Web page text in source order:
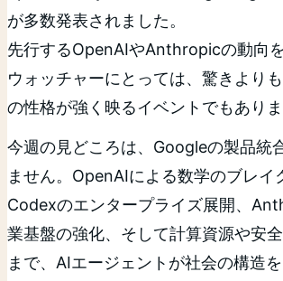
が多数発表されました。
先行するOpenAIやAnthropicの動向
ウォッチャーにとっては、驚きよりも
の性格が強く映るイベントでもありま
今週の見どころは、Googleの製品統
ません。OpenAIによる数学のブレイ
Codexのエンタープライズ展開、
業基盤の強化、そして計算資源や安
まで、AIエージェントが社会の構造